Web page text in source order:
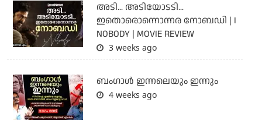
അടി... അടിയോടടി...
ഇതൊരൊന്നൊന്നര നോബഡി | I
NOBODY | MOVIE REVIEW
3 weeks ago
ബംഗാള്‍ ഇന്നലെയും ഇന്നും
4 weeks ago